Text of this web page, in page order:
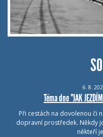
6. 8.
Téma dne "JAK
Při cestách na dovolenou či
dopravní prostředek. Někdy
někteří